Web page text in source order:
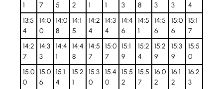
1
7
5
2
1
1
3
8
3
3
4
13:5
4
14:0
0
14:0
8
14:1
5
14:2
4
14:3
4
14:4
6
14:5
1
14:5
6
15:0
6
15:1
7
14:2
7
14:3
3
14:4
1
14:4
8
14:5
7
15:0
7
15:1
9
15:2
4
15:2
9
15:3
9
15:5
0
15:0
0
15:0
6
15:1
4
15:2
1
15:3
0
15:4
0
15:5
2
15:5
7
16:0
2
16:1
2
16:2
3